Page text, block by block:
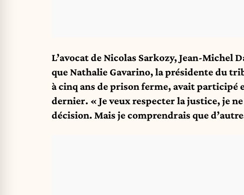
L’avocat de Nicolas Sarkozy, Jean-
que Nathalie Gavarino, la présidente du
à cinq ans de prison ferme, avait participé
dernier. « Je veux respecter la justice, je
décision. Mais je comprendrais que